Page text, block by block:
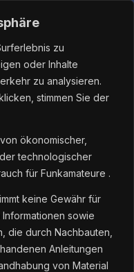
zu
oder Inhalte
zu analysieren.
stimmen Sie der
ökonomischer,
technologischer
für Funkamateure .
keine Gewähr für
sowie
die durch Nachbauten,
Anleitungen
von Material
PM